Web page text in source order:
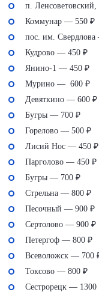
п.
Коммунар — 550 ₽
пос. им.
Кудрово — 450 ₽
Янино-1 — 450 ₽
Мурино — 600 ₽
Девяткино — 600 ₽
Бугры — 700 ₽
Горелово — 500 ₽
Лисий Нос — 450 ₽
Парголово — 450 ₽
Бугры — 700 ₽
Стрельна — 800 ₽
Песочный — 900 ₽
Сертолово — 900 ₽
Петергоф — 800 ₽
Всеволожск — 700
Токсово — 800 ₽
Сестрорецк — 1300